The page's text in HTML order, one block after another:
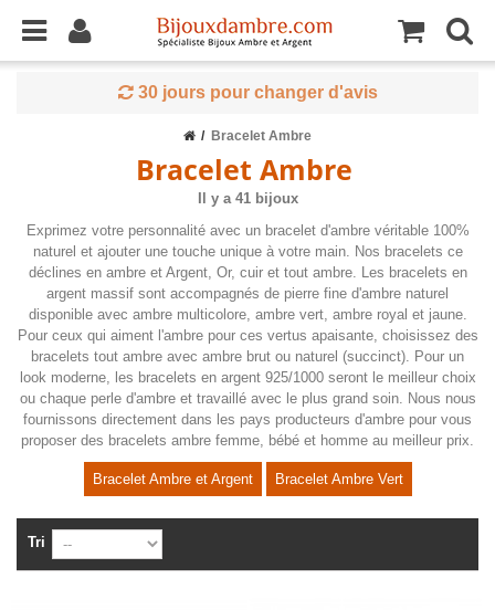
30 jours pour changer d'avis
Bracelet Ambre
Bracelet Ambre
Il y a 41 bijoux
Exprimez votre personnalité avec un bracelet d'ambre véritable 100%
naturel et ajouter une touche unique à votre main. Nos bracelets ce
déclines en ambre et Argent, Or, cuir et tout ambre. Les bracelets en
argent massif sont accompagnés de pierre fine d'ambre naturel
disponible avec ambre multicolore, ambre vert, ambre royal et jaune.
Pour ceux qui aiment l'ambre pour ces vertus apaisante, choisissez des
bracelets tout ambre avec ambre brut ou naturel (succinct). Pour un
look moderne, les bracelets en argent 925/1000 seront le meilleur choix
ou chaque perle d'ambre et travaillé avec le plus grand soin. Nous nous
fournissons directement dans les pays producteurs d'ambre pour vous
proposer des bracelets ambre femme, bébé et homme au meilleur prix.
Bracelet Ambre et Argent Bracelet Ambre Vert
Tri